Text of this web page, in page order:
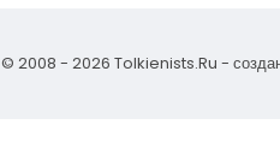
© 2008 - 2026 Tolkienists.Ru -